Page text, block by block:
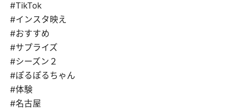
#TikTok
#インスタ映え
#おすすめ
#サプライズ
#シーズン２
#ぽるぽるちゃん
#体験
#名古屋